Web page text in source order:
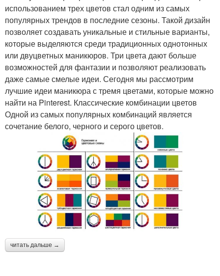
использованием трех цветов стал одним из самых
популярных трендов в последние сезоны. Такой дизайн
позволяет создавать уникальные и стильные варианты,
которые выделяются среди традиционных однотонных
или двуцветных маникюров. Три цвета дают больше
возможностей для фантазии и позволяют реализовать
даже самые смелые идеи. Сегодня мы рассмотрим
лучшие идеи маникюра с тремя цветами, которые можно
найти на Pinterest. Классические комбинации цветов
Одной из самых популярных комбинаций является
сочетание белого, черного и серого цветов.
читать дальше →